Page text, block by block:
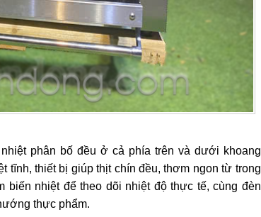
phân bố đều ở cả phía trên và dưới khoang
tĩnh, thiết bị giúp thịt chín đều, thơm ngon từ trong
biến nhiệt để theo dõi nhiệt độ thực tế, cùng đèn
thực phẩm.